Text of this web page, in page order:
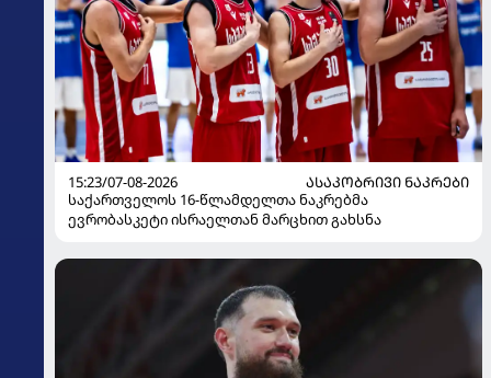
15:23/07-08-2026
ᲐᲡᲐᲙᲝᲑᲠᲘᲕᲘ ᲜᲐᲙᲠᲔᲑᲘ
საქართველოს 16-წლამდელთა ნაკრებმა
ევრობასკეტი ისრაელთან მარცხით გახსნა